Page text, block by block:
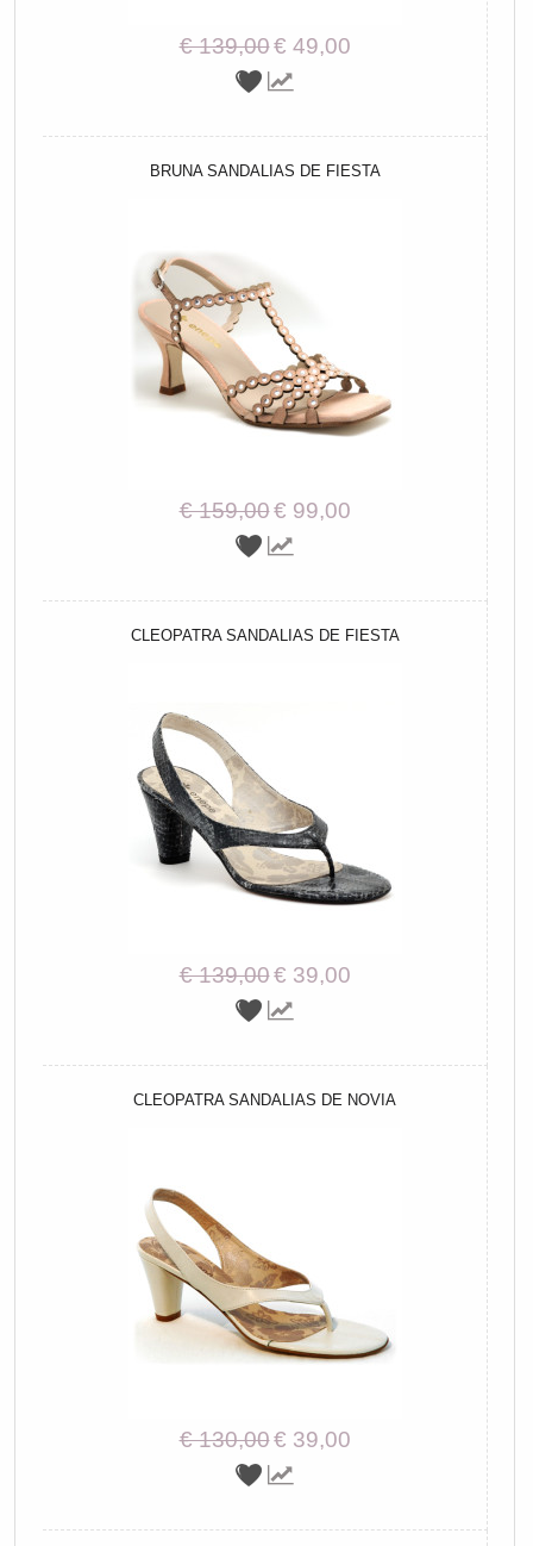
€ 139,00€ 49,00
BRUNA SANDALIAS DE FIESTA
€ 159,00€ 99,00
CLEOPATRA SANDALIAS DE FIESTA
€ 139,00€ 39,00
CLEOPATRA SANDALIAS DE NOVIA
€ 130,00€ 39,00